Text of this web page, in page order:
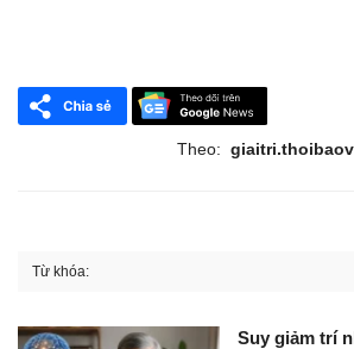
Theo:
Từ khóa:
Suy giảm trí